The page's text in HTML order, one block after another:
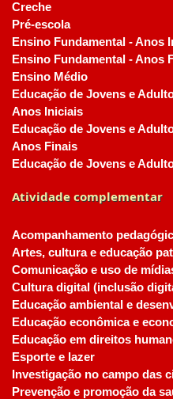
Creche
Pré-escola
Ensino Fundamental - Anos
Ensino Fundamental - Anos
Ensino Médio
Educação de Jovens e
Anos Iniciais
Educação de Jovens e
Anos Finais
Educação de Jovens e
Atividade complementar
Acompanhamento
Artes, cultura e educação
Comunicação e uso de
Cultura digital (inclusão
Educação ambiental e
Educação econômica e
Educação em direitos
Esporte e lazer
Investigação no campo das
Prevenção e promoção da